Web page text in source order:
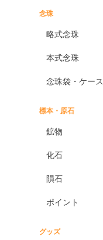
念珠
略式念珠
本式念珠
念珠袋・ケース
標本・原石
鉱物
化石
隕石
ポイント
グッズ